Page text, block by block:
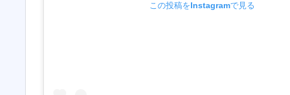
この投稿をInstagramで見る